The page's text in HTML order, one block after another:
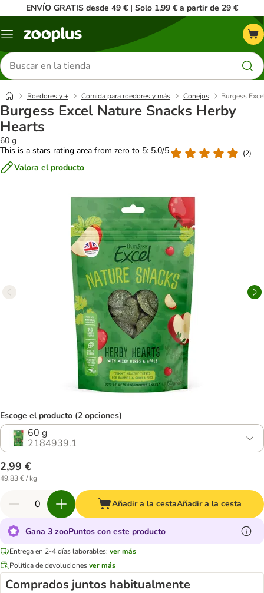
ENVÍO GRATIS desde 49 € | Solo 1,99 € a partir de 29 €
Menú
Buscar
productos
Roedores y + Comida para roedores y más Conejos Burgess
Burgess Excel Nature Snacks Herby
Hearts
60 g
This is a stars rating area from zero to 5: 5.0/5
(2)
Valora el producto
Escoge el producto (2 opciones)
60 g
2184939.1
2,99 €
49,83 € / kg
Añadir a la cestaAñadir a la cesta
Gana 3 zooPuntos con este producto
Entrega en 2-4 días laborables: ver más
Política de devolucionesver más
Comprados juntos habitualmente